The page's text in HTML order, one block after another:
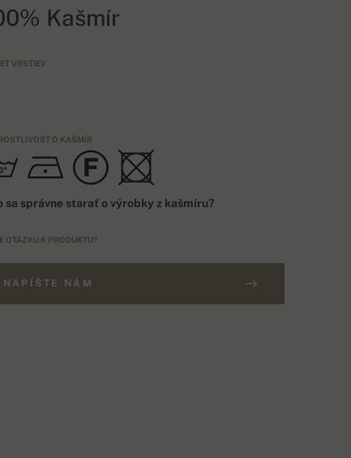
Kašmír
VRSTIEV
O KAŠMÍR
sa správne starať o výrobky z kašmíru?
OTÁZKU K PRODUKTU?
NAPÍŠTE NÁM